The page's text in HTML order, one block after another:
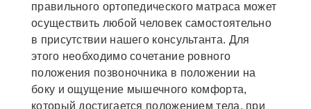
правильного ортопедического матраса может
осуществить любой человек самостоятельно
в присутствии нашего консультанта. Для
этого необходимо сочетание ровного
положения позвоночника в положении на
боку и ощущение мышечного комфорта,
который достигается положением тела, при